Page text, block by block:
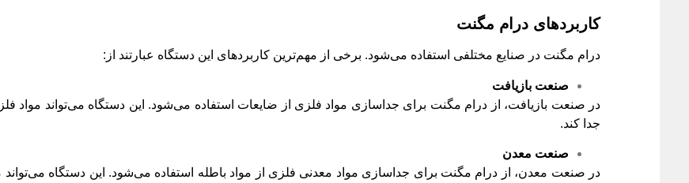
کاربردهای درام مگنت
درام مگنت در صنایع مختلفی استفاده می‌شود. برخی از مهم‌ترین کاربردهای این دستگاه عبارتند از:
صنعت بازیافت
در صنعت بازیافت، از درام مگنت برای جداسازی مواد فلزی از ضایعات استفاده می‌شود. این دستگاه می‌تواند مواد
جدا کند.
صنعت معدن
در صنعت معدن، از درام مگنت برای جداسازی مواد معدنی فلزی از مواد باطله استفاده می‌شود. این دستگاه می‌تواند